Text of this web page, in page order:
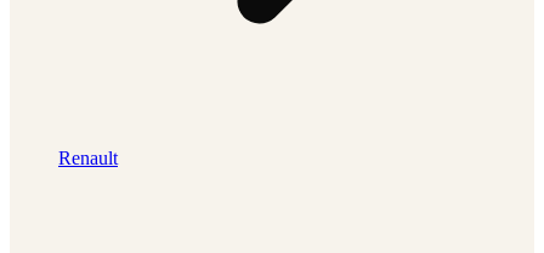
Renault